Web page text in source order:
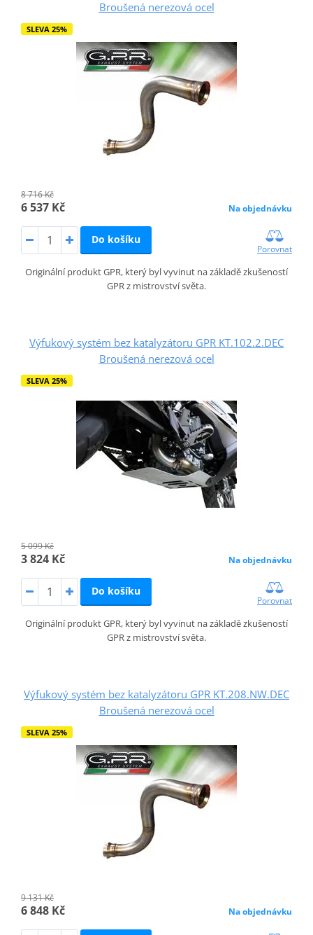
Broušená nerezová ocel
SLEVA 25%
8 716 Kč
6 537 Kč Na objednávku
Do košíku
Porovnat
Originální produkt GPR, který byl vyvinut na základě zkušeností
GPR z mistrovství světa.
Výfukový systém bez katalyzátoru GPR KT.102.2.DEC
Broušená nerezová ocel
SLEVA 25%
5 099 Kč
3 824 Kč Na objednávku
Do košíku
Porovnat
Originální produkt GPR, který byl vyvinut na základě zkušeností
GPR z mistrovství světa.
Výfukový systém bez katalyzátoru GPR KT.208.NW.DEC
Broušená nerezová ocel
SLEVA 25%
9 131 Kč
6 848 Kč Na objednávku